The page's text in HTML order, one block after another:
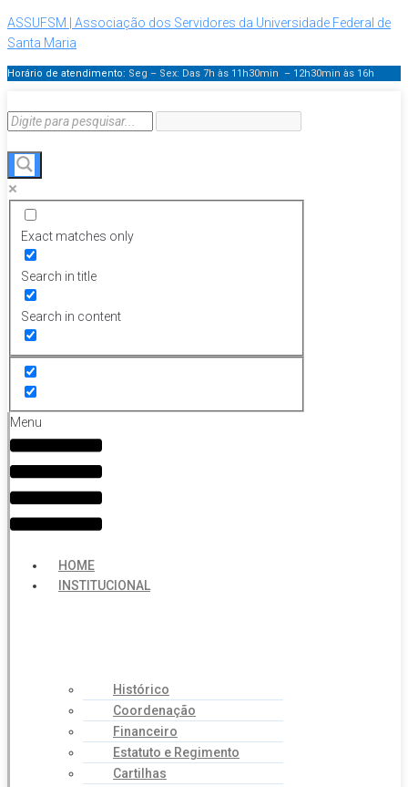
ASSUFSM | Associação dos Servidores da Universidade Federal de
Santa Maria
Horário de atendimento: Seg – Sex: Das 7h às 11h30min – 12h30min às 16h
Exact matches only
Search in title
Search in content
Menu
HOME
INSTITUCIONAL
Histórico
Coordenação
Financeiro
Estatuto e Regimento
Cartilhas